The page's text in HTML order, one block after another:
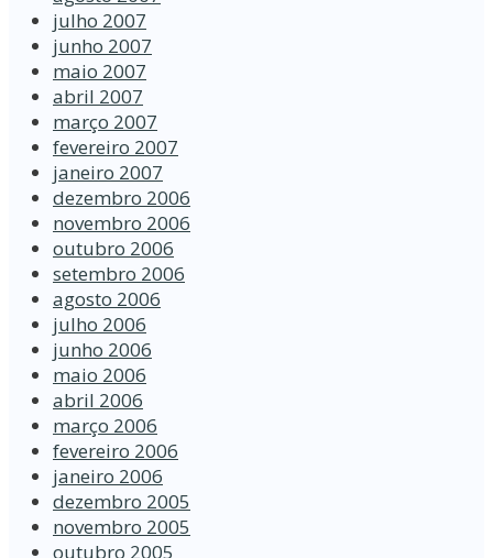
julho 2007
junho 2007
maio 2007
abril 2007
março 2007
fevereiro 2007
janeiro 2007
dezembro 2006
novembro 2006
outubro 2006
setembro 2006
agosto 2006
julho 2006
junho 2006
maio 2006
abril 2006
março 2006
fevereiro 2006
janeiro 2006
dezembro 2005
novembro 2005
outubro 2005